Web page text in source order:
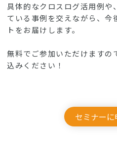
具体的なクロスログ活用例や
ている事例を交えながら、今
トをお届けします。
無料でご参加いただけますの
込みください！
セミナー